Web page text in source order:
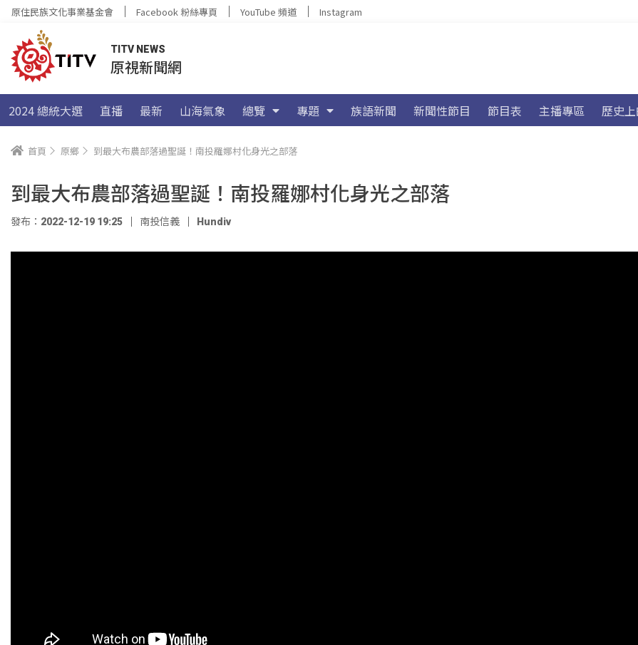
原住民族文化事業基金會 Facebook 粉絲專頁 YouTube 頻道 Instagram
TITV NEWS
原視新聞網
2024 總統大選 直播 最新 山海氣象 總覽 專題 族語新聞 新聞性節目 節目表 主播專區 歷史
首頁 原鄉 到最大布農部落過聖誕！南投羅娜村化身光之部落
到最大布農部落過聖誕！南投羅娜村化身光之部落
發布：2022-12-19 19:25 南投信義 Hundiv